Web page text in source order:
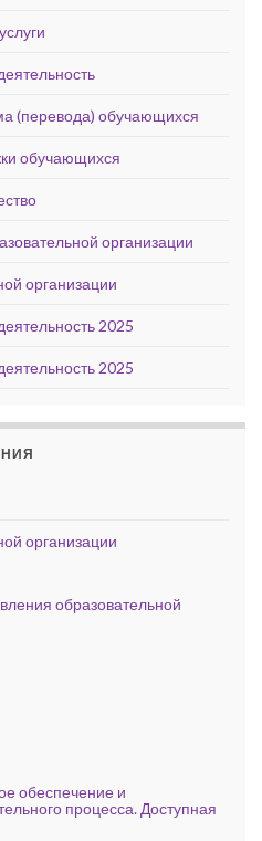
(перевода) обучающихся
обучающихся
организации
организации
2025
2025
организации
образовательной
обеспечение и
процесса. Доступная